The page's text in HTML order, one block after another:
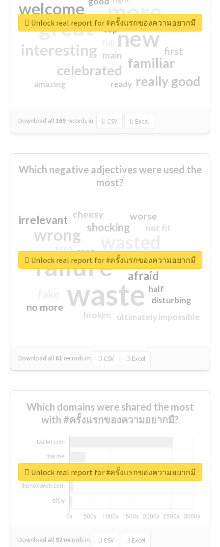
more
great new
welcome
interesting
familiar
celebrated
really good
first
excited
main
amazing
top
ready
Download all369 records in: CSV Excel
Unlock real report for #ครั้งแรกของความอยากมี
Which negative adjectives were used the
most?
waste
failure
wrong
sorry
afraid
shocking
irrelevant worse
no more
crap
cheesy
ultimately impossible
not fit
half
disturbing
closed
broken
Download all 61 records in: CSV Excel
Unlock real report for #ครั้งแรกของความอยากมี
Which domains were shared the most
with #ครั้งแรกของความอยากมี?
Download all 92 records in: CSV Excel
Unlock real report for #ครั้งแรกของความอยากมี